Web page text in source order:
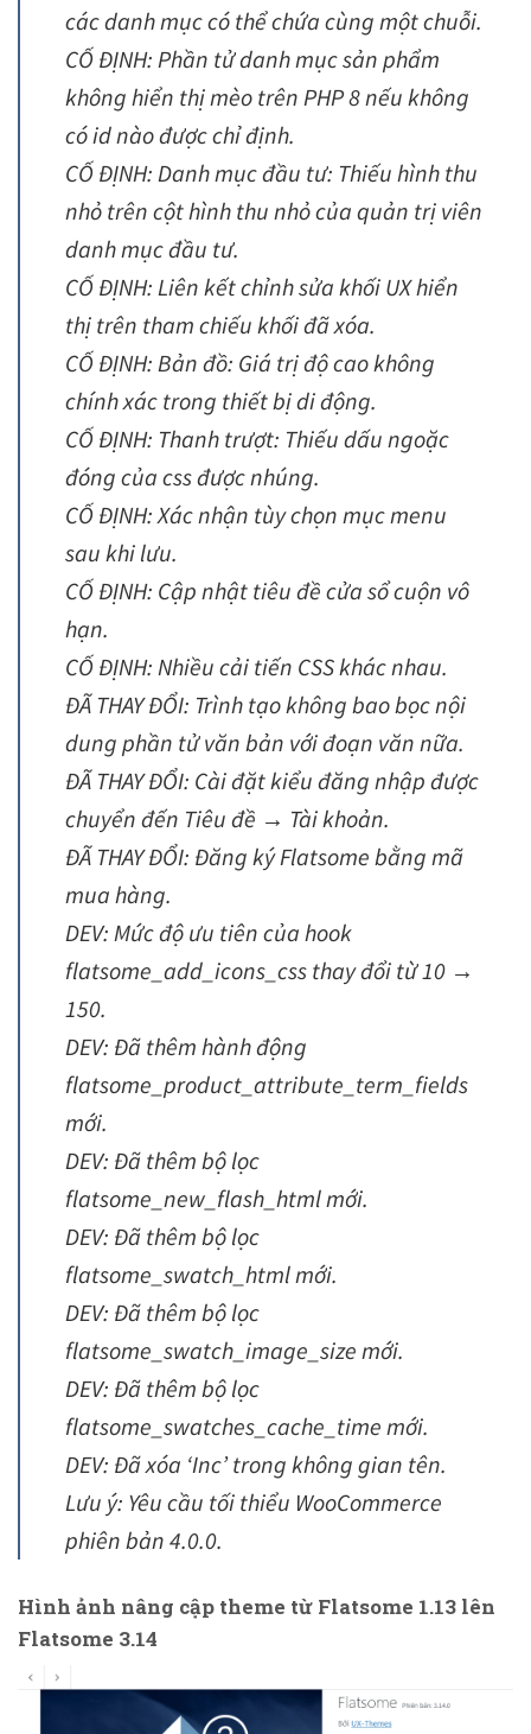
các danh mục có thể chứa cùng một chuỗi.
CỐ ĐỊNH: Phần tử danh mục sản phẩm
không hiển thị mèo trên PHP 8 nếu không
có id nào được chỉ định.
CỐ ĐỊNH: Danh mục đầu tư: Thiếu hình thu
nhỏ trên cột hình thu nhỏ của quản trị viên
danh mục đầu tư.
CỐ ĐỊNH: Liên kết chỉnh sửa khối UX hiển
thị trên tham chiếu khối đã xóa.
CỐ ĐỊNH: Bản đồ: Giá trị độ cao không
chính xác trong thiết bị di động.
CỐ ĐỊNH: Thanh trượt: Thiếu dấu ngoặc
đóng của css được nhúng.
CỐ ĐỊNH: Xác nhận tùy chọn mục menu
sau khi lưu.
CỐ ĐỊNH: Cập nhật tiêu đề cửa sổ cuộn vô
hạn.
CỐ ĐỊNH: Nhiều cải tiến CSS khác nhau.
ĐÃ THAY ĐỔI: Trình tạo không bao bọc nội
dung phần tử văn bản với đoạn văn nữa.
ĐÃ THAY ĐỔI: Cài đặt kiểu đăng nhập được
chuyển đến Tiêu đề → Tài khoản.
ĐÃ THAY ĐỔI: Đăng ký Flatsome bằng mã
mua hàng.
DEV: Mức độ ưu tiên của hook
flatsome_add_icons_css thay đổi từ 10 →
150.
DEV: Đã thêm hành động
flatsome_product_attribute_term_fields
mới.
DEV: Đã thêm bộ lọc
flatsome_new_flash_html mới.
DEV: Đã thêm bộ lọc
flatsome_swatch_html mới.
DEV: Đã thêm bộ lọc
flatsome_swatch_image_size mới.
DEV: Đã thêm bộ lọc
flatsome_swatches_cache_time mới.
DEV: Đã xóa ‘Inc’ trong không gian tên.
Lưu ý: Yêu cầu tối thiểu WooCommerce
phiên bản 4.0.0.
Hình ảnh nâng cập theme từ Flatsome 1.13 lên
Flatsome 3.14